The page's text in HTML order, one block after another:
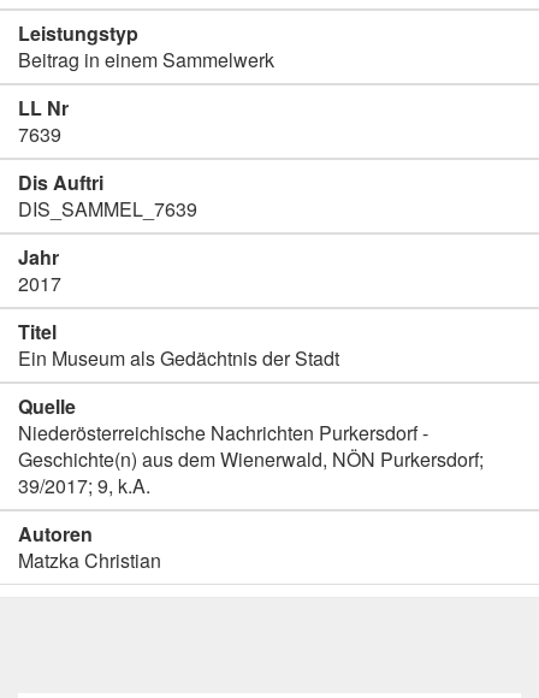
Leistungstyp
Beitrag in einem Sammelwerk
LL Nr
7639
Dis Auftri
DIS_SAMMEL_7639
Jahr
2017
Titel
Ein Museum als Gedächtnis der Stadt
Quelle
Niederösterreichische Nachrichten Purkersdorf -
Geschichte(n) aus dem Wienerwald, NÖN Purkersdorf;
39/2017; 9, k.A.
Autoren
Matzka Christian